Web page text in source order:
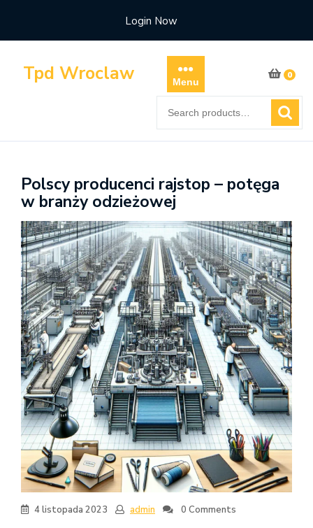
content
Login Now
Tpd Wroclaw Menu
0
for:
Polscy producenci rajstop – potęga
w branży odzieżowej
4 listopada 2023 admin 0 Comments